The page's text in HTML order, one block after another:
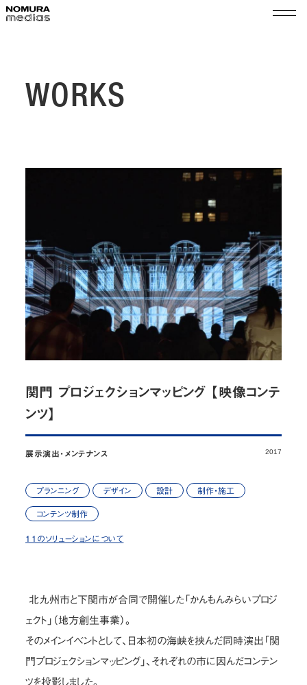
ノムラメディアスとは
沿革
拠点
乃村工藝社グループ
採用
パートナー
お問い合わせ
JP / EN
プライバシーポリシー
© NOMURA medias Co.,Ltd. All rights reserved.
WORKS
関門 プロジェクションマッピング 【映像コンテ
ンツ】
展示演出・メンテナンス 2017
プランニング デザイン 設計 制作・施工
コンテンツ制作
11のソリューションについて
北九州市と下関市が合同で開催した「かんもんみらいプロジ
ェクト」（地方創生事業）。
そのメインイベントとして、日本初の海峡を挟んだ同時演出「関
門プロジェクションマッピング」、それぞれの市に因んだコンテン
ツを投影しました。